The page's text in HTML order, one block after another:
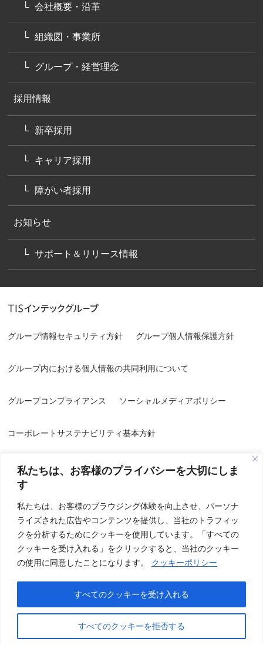
私たちは、お客様のプライバシーを大切にしま
す
私たちは、お客様のブラウジング体験を向上させ、パーソナ
ライズされた広告やコンテンツを提供し、当社のトラフィッ
クを分析するためにクッキーを使用しています。「すべての
クッキーを受け入れる」をクリックすると、当社のクッキー
の使用に同意したことになります。
クッキーポリシー
すべてのクッキーを拒否する
すべてのクッキーを受け入れる
会社概要・沿革
組織図・事業所
グループ・経営理念
採用情報
新卒採用
キャリア採用
障がい者採用
お知らせ
サポート＆リリース情報
グループ情報セキュリティ方針 グループ個人情報保護方針
グループ内における個人情報の共同利用について
グループコンプライアンス ソーシャルメディアポリシー
コーポレートサステナビリティ基本方針
情報セキュリティ方針／品質方針 個人情報保護方針
個人情報の取り扱いについて 特定個人情報基本方針
Copyright 2026 © IUK Inc. All Rights Reserved.